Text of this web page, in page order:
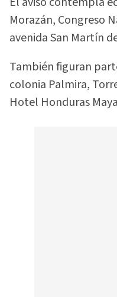
Morazán, Congreso
avenida San Martín
También figuran
colonia Palmira,
Hotel Honduras